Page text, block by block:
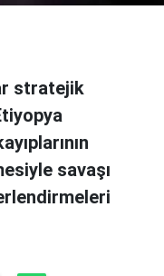
stratejik
savaşı